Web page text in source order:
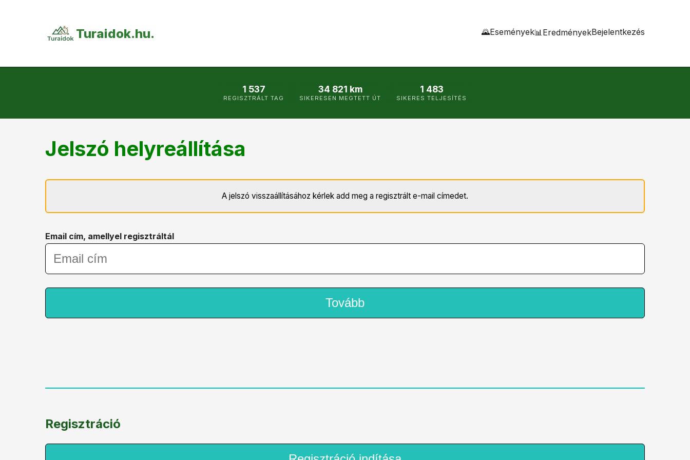
Turaidok.hu. 🌄Események📊EredményekBejelentkezés
1 537
REGISZTRÁLT TAG
34 821 km
SIKERESEN MEGTETT ÚT
1 483
SIKERES TELJESÍTÉS
Jelszó helyreállítása
A jelszó visszaállításához kérlek add meg a regisztrált e-mail címedet.
Email cím, amellyel regisztráltál
Regisztráció